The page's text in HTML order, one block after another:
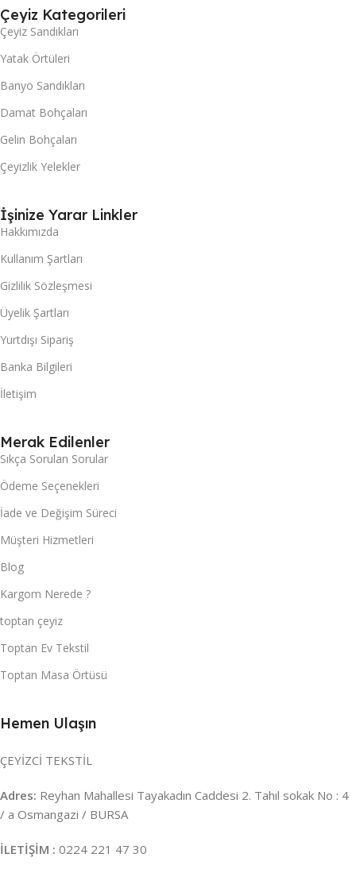
Çeyiz Kategorileri
Çeyiz Sandıkları
Yatak Örtüleri
Banyo Sandıkları
Damat Bohçaları
Gelin Bohçaları
Çeyizlik Yelekler
İşinize Yarar Linkler
Hakkımızda
Kullanım Şartları
Gizlilik Sözleşmesi
Üyelik Şartları
Yurtdışı Sipariş
Banka Bilgileri
İletişim
Merak Edilenler
Sıkça Sorulan Sorular
Ödeme Seçenekleri
İade ve Değişim Süreci
Müşteri Hizmetleri
Blog
Kargom Nerede ?
toptan çeyiz
Toptan Ev Tekstil
Toptan Masa Örtüsü
Hemen Ulaşın
ÇEYİZCİ TEKSTİL
Adres: Reyhan Mahallesi Tayakadın Caddesi 2. Tahıl sokak No : 4
/ a Osmangazi / BURSA
İLETİŞİM : 0224 221 47 30